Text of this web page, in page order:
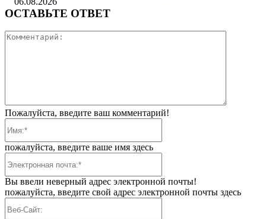
ОСТАВЬТЕ ОТВЕТ
Пожалуйста, введите ваш комментарий!
пожалуйста, введите ваше имя здесь
Вы ввели неверный адрес электронной почты!
пожалуйста, введите свой адрес электронной почты здесь